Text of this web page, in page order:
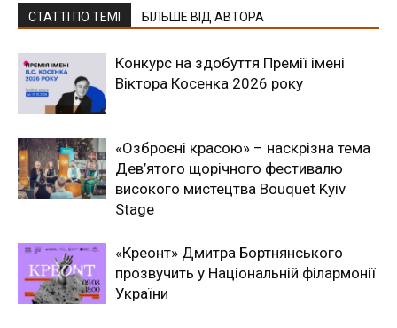
СТАТТІ ПО ТЕМІ БІЛЬШЕ ВІД АВТОРА
Конкурс на здобуття Премії імені
Віктора Косенка 2026 року
«Озброєні красою» – наскрізна тема
Дев’ятого щорічного фестивалю
високого мистецтва Bouquet Kyiv
Stage
«Креонт» Дмитра Бортнянського
прозвучить у Національній філармонії
України